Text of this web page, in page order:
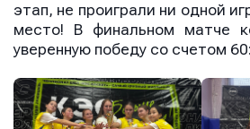
этап, не проиграли ни одной
место! В финальном матче
уверенную победу со счетом